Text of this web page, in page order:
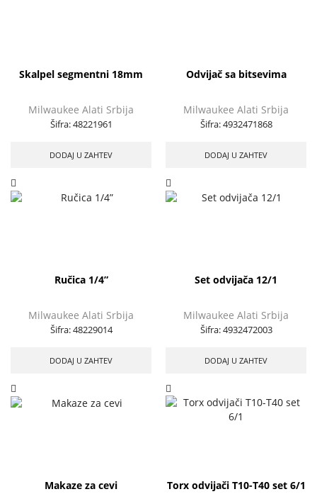
Skalpel segmentni 18mm
Milwaukee Alati Srbija
Šifra:48221961
DODAJ U ZAHTEV
Odvijač sa bitsevima
Milwaukee Alati Srbija
Šifra:4932471868
DODAJ U ZAHTEV
Ručica 1/4”
Milwaukee Alati Srbija
Šifra:48229014
DODAJ U ZAHTEV
Set odvijača 12/1
Milwaukee Alati Srbija
Šifra:4932472003
DODAJ U ZAHTEV
Makaze za cevi Torx odvijači T10-T40 set 6/1